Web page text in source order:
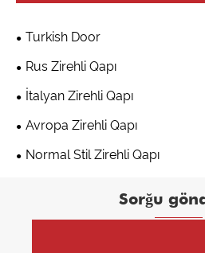
Turkish Door
Rus Zirehli Qapı
İtalyan Zirehli Qapı
Avropa Zirehli Qapı
Normal Stil Zirehli Qapı
Sorğu